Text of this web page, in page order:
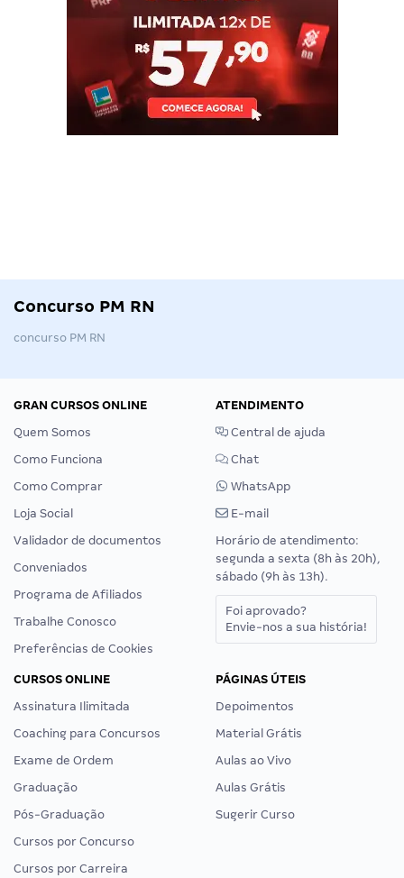
Concurso PM RN
concurso PM RN
GRAN CURSOS ONLINE
Quem Somos
Como Funciona
Como Comprar
Loja Social
Validador de documentos
Conveniados
Programa de Afiliados
Trabalhe Conosco
Preferências de Cookies
ATENDIMENTO
Central de ajuda
Chat
WhatsApp
E-mail
Horário de atendimento:
segunda a sexta (8h às 20h),
sábado (9h às 13h).
Foi aprovado?
Envie-nos a sua história!
CURSOS ONLINE
Assinatura Ilimitada
Coaching para Concursos
Exame de Ordem
Graduação
Pós-Graduação
Cursos por Concurso
Cursos por Carreira
PÁGINAS ÚTEIS
Depoimentos
Material Grátis
Aulas ao Vivo
Aulas Grátis
Sugerir Curso